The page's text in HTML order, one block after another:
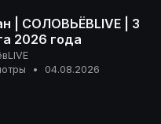
| СОЛОВЬЁВLIVE | 3
2026 года
• 04.08.2026